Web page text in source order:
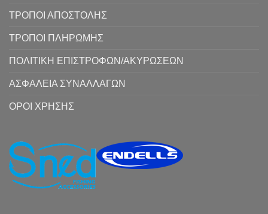
ΤΡΟΠΟΙ ΑΠΟΣΤΟΛΗΣ
ΤΡΟΠΟΙ ΠΛΗΡΩΜΗΣ
ΠΟΛΙΤΙΚΗ ΕΠΙΣΤΡΟΦΩΝ/ΑΚΥΡΩΣΕΩΝ
ΑΣΦΑΛΕΙΑ ΣΥΝΑΛΛΑΓΩΝ
ΟΡΟΙ ΧΡΗΣΗΣ